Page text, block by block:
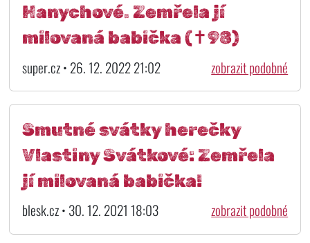
Hanychové. Zemřela jí
milovaná babička (✝98)
super.cz • 26. 12. 2022 21:02 zobrazit podobné
Smutné svátky herečky
Vlastiny Svátkové: Zemřela
jí milovaná babička!
blesk.cz • 30. 12. 2021 18:03 zobrazit podobné